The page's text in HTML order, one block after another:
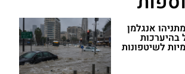
אנגלמן
לשיטפונות